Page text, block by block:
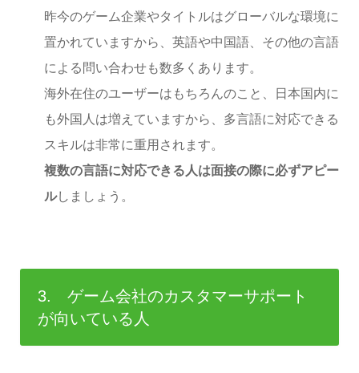
昨今のゲーム企業やタイトルはグローバルな環境に
置かれていますから、英語や中国語、その他の言語
による問い合わせも数多くあります。
海外在住のユーザーはもちろんのこと、日本国内に
も外国人は増えていますから、多言語に対応できる
スキルは非常に重用されます。
複数の言語に対応できる人は面接の際に必ずアピー
ルしましょう。
3. ゲーム会社のカスタマーサポート
が向いている人